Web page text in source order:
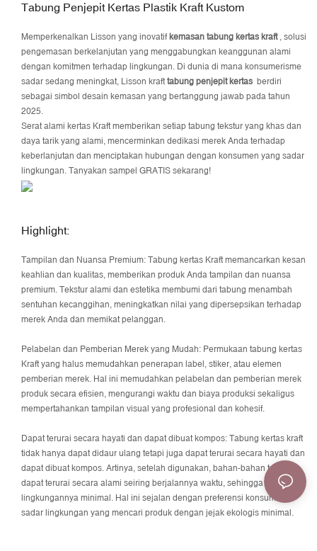
Tabung Penjepit Kertas Plastik Kraft Kustom
Memperkenalkan Lisson yang inovatif kemasan tabung kertas kraft , solusi
pengemasan berkelanjutan yang menggabungkan keanggunan alami
dengan komitmen terhadap lingkungan. Di dunia di mana konsumerisme
sadar sedang meningkat, Lisson kraft tabung penjepit kertas berdiri
sebagai simbol desain kemasan yang bertanggung jawab pada tahun
2025.
Serat alami kertas Kraft memberikan setiap tabung tekstur yang khas dan
daya tarik yang alami, mencerminkan dedikasi merek Anda terhadap
keberlanjutan dan menciptakan hubungan dengan konsumen yang sadar
lingkungan. Tanyakan sampel GRATIS sekarang!
Highlight:
Tampilan dan Nuansa Premium: Tabung kertas Kraft memancarkan kesan
keahlian dan kualitas, memberikan produk Anda tampilan dan nuansa
premium. Tekstur alami dan estetika membumi dari tabung menambah
sentuhan kecanggihan, meningkatkan nilai yang dipersepsikan terhadap
merek Anda dan memikat pelanggan.
Pelabelan dan Pemberian Merek yang Mudah: Permukaan tabung kertas
Kraft yang halus memudahkan penerapan label, stiker, atau elemen
pemberian merek. Hal ini memudahkan pelabelan dan pemberian merek
produk secara efisien, mengurangi waktu dan biaya produksi sekaligus
mempertahankan tampilan visual yang profesional dan kohesif.
Dapat terurai secara hayati dan dapat dibuat kompos: Tabung kertas kraft
tidak hanya dapat didaur ulang tetapi juga dapat terurai secara hayati dan
dapat dibuat kompos. Artinya, setelah digunakan, bahan-bahan tersebut
dapat terurai secara alami seiring berjalannya waktu, sehingga dampak
lingkungannya minimal. Hal ini sejalan dengan preferensi konsumen
sadar lingkungan yang mencari produk dengan jejak ekologis minimal.